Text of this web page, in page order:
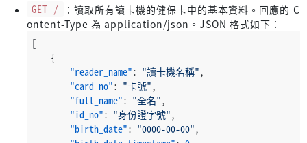
GET /
：讀取所有讀卡機的健保卡中的基本資料。回應的 C
ontent-Type 為 application/json。JSON 格式如下：
[
{
"reader_name": "讀卡機名稱",
"card_no": "卡號",
"full_name": "全名",
"id_no": "身份證字號",
"birth_date": "0000-00-00",